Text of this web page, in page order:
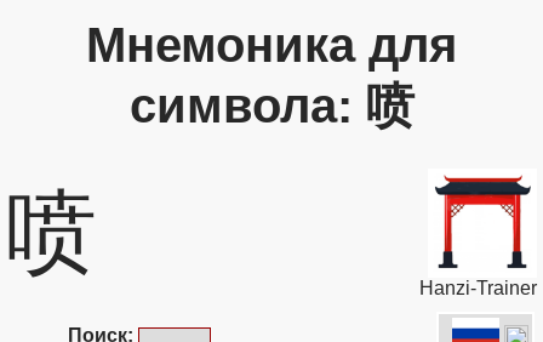
Мнемоника для
символа: 喷
喷
Hanzi-Trainer
Поиск: